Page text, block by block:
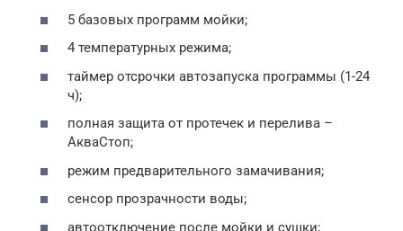
5 базовых программ мойки;
4 температурных режима;
таймер отсрочки автозапуска программы (1-24
ч);
полная защита от протечек и перелива –
АкваСтоп;
режим предварительного замачивания;
сенсор прозрачности воды;
автоотключение после мойки и сушки;